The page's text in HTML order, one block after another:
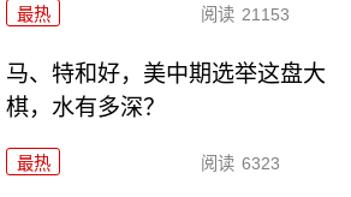
最热 阅读 21153
马、特和好，美中期选举这盘大
棋，水有多深？
最热 阅读 6323